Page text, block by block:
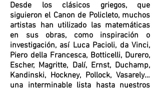
Desde los clásicos griegos, que
siguieron el Canon de Policleto, muchos
artistas han utilizado las matemáticas
en sus obras, como inspiración o
investigación, así Luca Pacioli, da Vinci,
Piero della Francesca, Botticelli, Durero,
Escher, Magritte, Dalí, Ernst, Duchamp,
Kandinski, Hockney, Pollock, Vasarely…
una interminable lista hasta nuestros